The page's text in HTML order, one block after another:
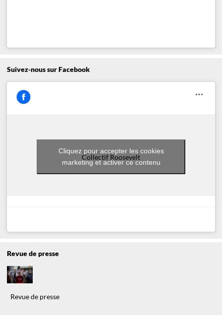
Suivez-nous sur Facebook
Collectif Roosevelt
Cliquez pour accepter les cookies
marketing et activer ce contenu
Revue de presse
Revue de presse